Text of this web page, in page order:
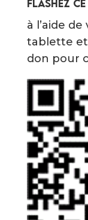
Flashez ce
à l’aide
tablette
don pour